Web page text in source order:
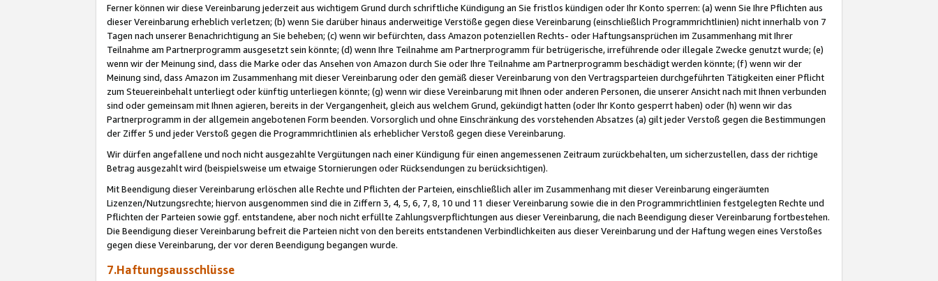
Ferner können wir diese Vereinbarung jederzeit aus wichtigem Grund durch schriftliche Kündigung an Sie fristlos kündigen oder Ihr Konto sperren: (a) wenn Sie Ihre Pflichten aus
dieser Vereinbarung erheblich verletzen; (b) wenn Sie darüber hinaus anderweitige Verstöße gegen diese Vereinbarung (einschließlich Programmrichtlinien) nicht innerhalb von 7
Tagen nach unserer Benachrichtigung an Sie beheben; (c) wenn wir befürchten, dass Amazon potenziellen Rechts- oder Haftungsansprüchen im Zusammenhang mit Ihrer
Teilnahme am Partnerprogramm ausgesetzt sein könnte; (d) wenn Ihre Teilnahme am Partnerprogramm für betrügerische, irreführende oder illegale Zwecke genutzt wurde; (e)
wenn wir der Meinung sind, dass die Marke oder das Ansehen von Amazon durch Sie oder Ihre Teilnahme am Partnerprogramm beschädigt werden könnte; (f) wenn wir der
Meinung sind, dass Amazon im Zusammenhang mit dieser Vereinbarung oder den gemäß dieser Vereinbarung von den Vertragsparteien durchgeführten Tätigkeiten einer Pflicht
zum Steuereinbehalt unterliegt oder künftig unterliegen könnte; (g) wenn wir diese Vereinbarung mit Ihnen oder anderen Personen, die unserer Ansicht nach mit Ihnen verbunden
sind oder gemeinsam mit Ihnen agieren, bereits in der Vergangenheit, gleich aus welchem Grund, gekündigt hatten (oder Ihr Konto gesperrt haben) oder (h) wenn wir das
Partnerprogramm in der allgemein angebotenen Form beenden. Vorsorglich und ohne Einschränkung des vorstehenden Absatzes (a) gilt jeder Verstoß gegen die Bestimmungen
der Ziffer 5 und jeder Verstoß gegen die Programmrichtlinien als erheblicher Verstoß gegen diese Vereinbarung.
Wir dürfen angefallene und noch nicht ausgezahlte Vergütungen nach einer Kündigung für einen angemessenen Zeitraum zurückbehalten, um sicherzustellen, dass der richtige
Betrag ausgezahlt wird (beispielsweise um etwaige Stornierungen oder Rücksendungen zu berücksichtigen).
Mit Beendigung dieser Vereinbarung erlöschen alle Rechte und Pflichten der Parteien, einschließlich aller im Zusammenhang mit dieser Vereinbarung eingeräumten
Lizenzen/Nutzungsrechte; hiervon ausgenommen sind die in Ziffern 3, 4, 5, 6, 7, 8, 10 und 11 dieser Vereinbarung sowie die in den Programmrichtlinien festgelegten Rechte und
Pflichten der Parteien sowie ggf. entstandene, aber noch nicht erfüllte Zahlungsverpflichtungen aus dieser Vereinbarung, die nach Beendigung dieser Vereinbarung fortbestehen.
Die Beendigung dieser Vereinbarung befreit die Parteien nicht von den bereits entstandenen Verbindlichkeiten aus dieser Vereinbarung und der Haftung wegen eines Verstoßes
gegen diese Vereinbarung, der vor deren Beendigung begangen wurde.
7.Haftungsausschlüsse